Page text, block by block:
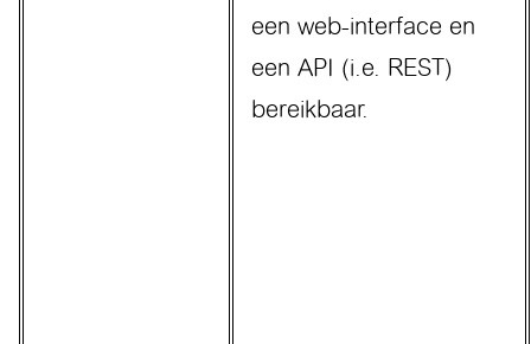
een web-interface en
een API (i.e. REST)
bereikbaar.